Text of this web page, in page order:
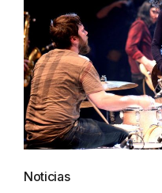
Noticias